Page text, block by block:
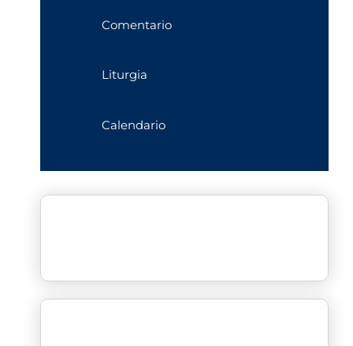
Comentario
Liturgia
Calendario